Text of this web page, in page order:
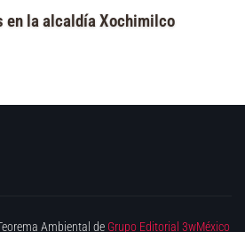
en la alcaldía Xochimilco
Ambiental de Grupo Editorial 3wMéxico